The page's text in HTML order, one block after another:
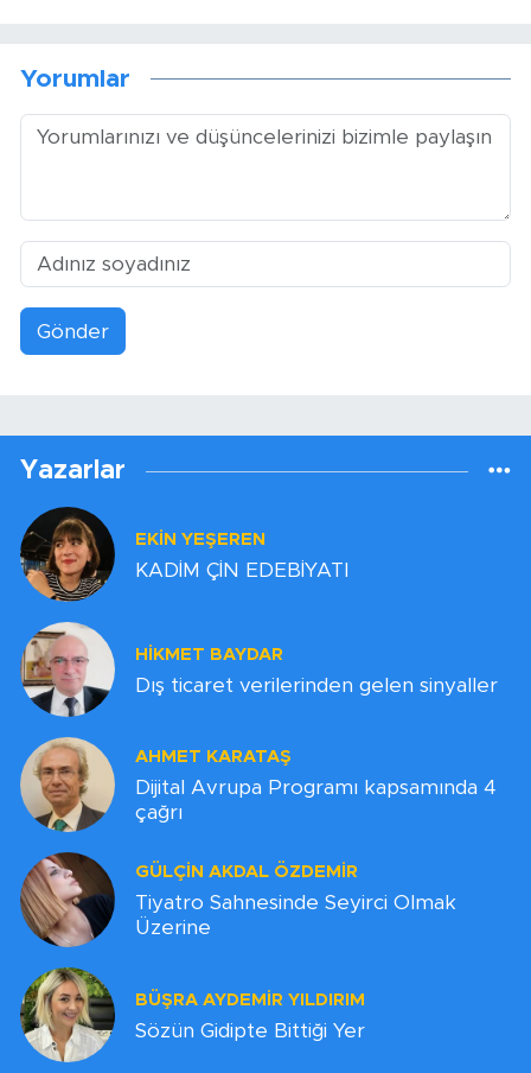
Yorumlar
Gönder
Yazarlar
EKİN YEŞEREN
KADİM ÇİN EDEBİYATI
HIKMET BAYDAR
Dış ticaret verilerinden gelen sinyaller
AHMET KARATAŞ
Dijital Avrupa Programı kapsamında 4
çağrı
GÜLÇIN AKDAL ÖZDEMİR
Tiyatro Sahnesinde Seyirci Olmak
Üzerine
BÜŞRA AYDEMIR YILDIRIM
Sözün Gidipte Bittiği Yer